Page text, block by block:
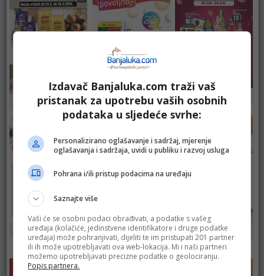
Bingo DM
Fortuna Marketi
Merkator
Fructa Trade –
Kort Marketi
DM
Izdavač Banjaluka.com traži vaš
pristanak za upotrebu vaših osobnih
podataka u sljedeće svrhe:
Personalizirano oglašavanje i sadržaj, mjerenje
oglašavanja i sadržaja, uvidi u publiku i razvoj usluga
Pohrana i/ili pristup podacima na uređaju
Saznajte više
Vaši će se osobni podaci obrađivati, a podatke s vašeg
uređaja (kolačiće, jedinstvene identifikatore i druge podatke
uređaja) može pohranjivati, dijeliti te im pristupati 201 partner
ili ih može upotrebljavati ova web-lokacija. Mi i naši partneri
možemo upotrebljavati precizne podatke o geolociranju.
Popis partnera.